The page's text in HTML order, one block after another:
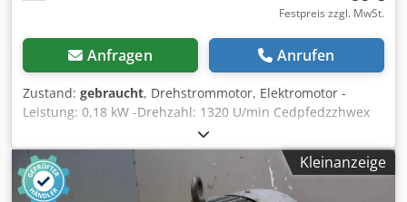
Festpreis zzgl. MwSt.
Anfragen Anrufen
Zustand: gebraucht, Drehstrommotor, Elektromotor -
Leistung: 0,18 kW -Drehzahl: 1320 U/min Cedpfedzzhwex
Aptjrf -Welle: Ø 11 x 20 mm -Bauform: B5 -Schutzart: IP 54 -
Abmessungen: 235/170/H170 mm -Gewicht: 4 kg
Kleinanzeige